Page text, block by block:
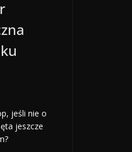
jeśli nie o
jeszcze